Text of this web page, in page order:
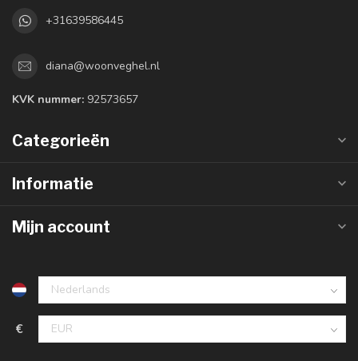
+31639586445
diana@woonveghel.nl
KVK nummer: 92573657
Categorieën
Informatie
Mijn account
€